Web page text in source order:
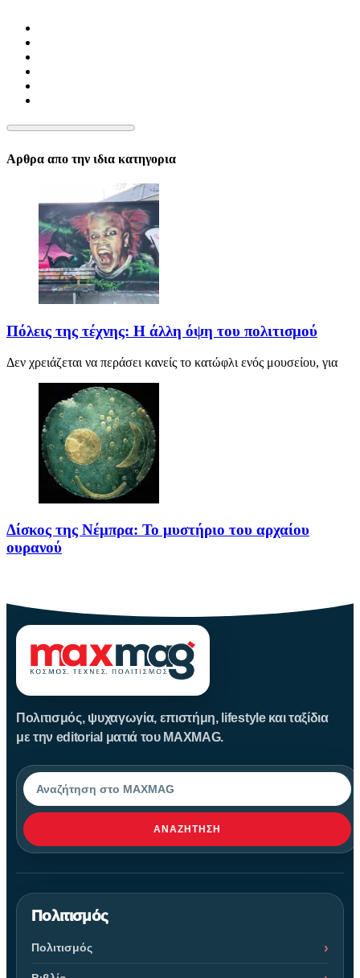
Αρθρα απο την ιδια κατηγορια
Πόλεις της τέχνης: Η άλλη όψη του πολιτισμού
Δεν χρειάζεται να περάσει κανείς το κατώφλι ενός μουσείου, για
Δίσκος της Νέμπρα: Το μυστήριο του αρχαίου
ουρανού
Πολιτισμός, ψυχαγωγία, επιστήμη, lifestyle και ταξίδια
με την editorial ματιά του MAXMAG.
Αναζήτηση
ΑΝΑΖΉΤΗΣΗ
Πολιτισμός
Πολιτισμός